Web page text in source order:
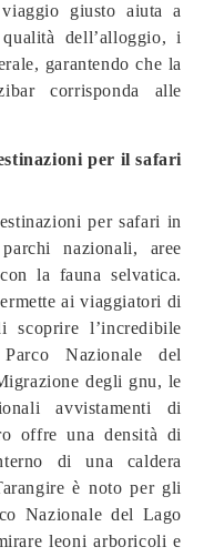
giusto aiuta a
dell’alloggio, i
garantendo che la
corrisponda alle
per il safari
per safari in
nazionali, aree
la fauna selvatica.
ai viaggiatori di
scoprire l’incredibile
Nazionale del
degli gnu, le
avvistamenti di
offre una densità di
di una caldera
è noto per gli
Nazionale del Lago
leoni arboricoli e